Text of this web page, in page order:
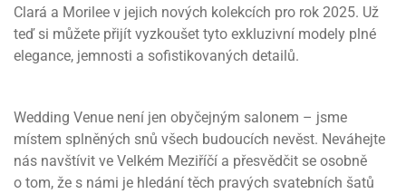
Clará a Morilee v jejich nových kolekcích pro rok 2025. Už
teď si můžete přijít vyzkoušet tyto exkluzivní modely plné
elegance, jemnosti a sofistikovaných detailů.
Wedding Venue není jen obyčejným salonem – jsme
místem splněných snů všech budoucích nevěst. Neváhejte
nás navštívit ve Velkém Meziříčí a přesvědčit se osobně
o tom, že s námi je hledání těch pravých svatebních šatů